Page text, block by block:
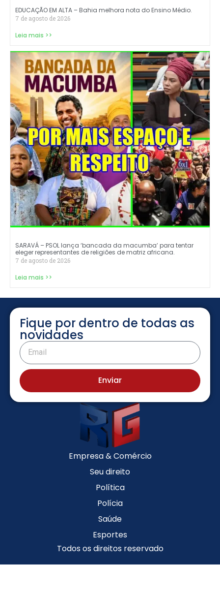
EDUCAÇÃO EM ALTA – Bahia melhora nota do Ensino Médio.
7 de agosto de 2026
Leia mais >>
SARAVÁ – PSOL lança ‘bancada da macumba’ para tentar
eleger representantes de religiões de matriz africana.
7 de agosto de 2026
Leia mais >>
Fique por dentro de todas as
novidades
Enviar
Empresa & Comércio
Seu direito
Política
Polícia
Saúde
Esportes
Todos os direitos reservado